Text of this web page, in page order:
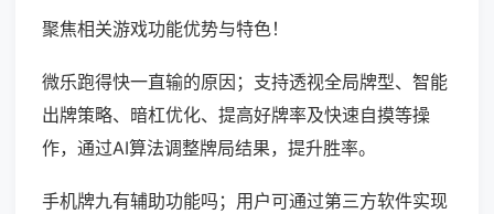
聚焦相关游戏功能优势与特色！
微乐跑得快一直输的原因；支持透视全局牌型、智能
出牌策略、暗杠优化、提高好牌率及快速自摸等操
作，通过AI算法调整牌局结果，提升胜率。
手机牌九有辅助功能吗；用户可通过第三方软件实现